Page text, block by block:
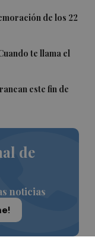
de los 22
te llama el
este fin de
de
noticias